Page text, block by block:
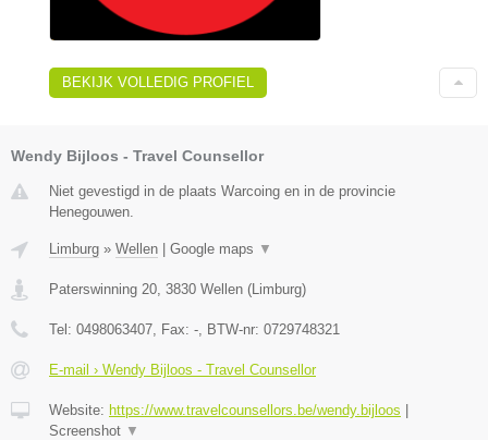
BEKIJK VOLLEDIG PROFIEL
Wendy Bijloos - Travel Counsellor
Niet gevestigd in de plaats Warcoing en in de provincie
Henegouwen.
Limburg » Wellen Google maps ▼
Paterswinning 20 3830 Wellen ( Limburg)
Tel: 0498063407 , Fax: - , BTW-nr: 0729748321
E-mail › Wendy Bijloos - Travel Counsellor
Website: https://www.travelcounsellors.be/wendy.bijloos
Screenshot ▼